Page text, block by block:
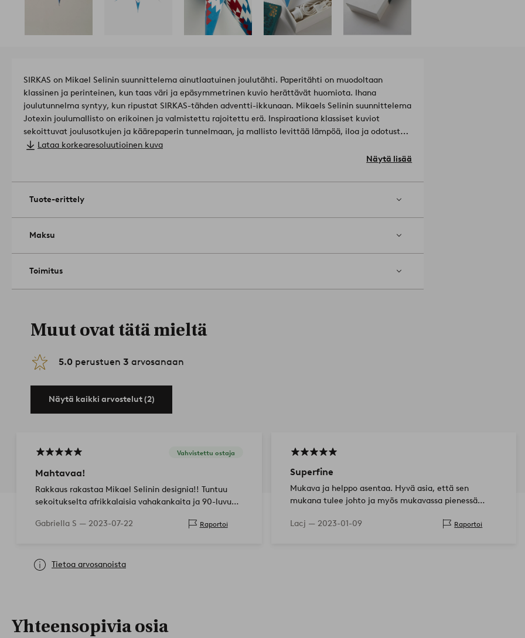
SIRKAS on Mikael Selinin suunnittelema ainutlaatuinen joulutähti. Paperitähti on muodoltaan
klassinen ja perinteinen, kun taas väri ja epäsymmetrinen kuvio herättävät huomiota. Ihana
joulutunnelma syntyy, kun ripustat SIRKAS-tähden adventti-ikkunaan. Mikaels Selinin suunnittelema
Jotexin joulumallisto on erikoinen ja valmistettu rajoitettu erä. Inspiraationa klassiset kuviot
sekoittuvat joulusotkujen ja käärepaperin tunnelmaan, ja mallisto levittää lämpöä, iloa ja odotusta
joulun aikaan. Jotkut kuosit yllättävät enemmän ja ehkä saat saman tunteen kuin joululahjaa
Koko: ø 60.0 cm.
Liitäntäkaapelin pituus: 400.0cm.
Lataa korkearesoluutioinen kuva
Näytä lisää
Tuote-erittely
Maksu
Toimitus
Muut ovat tätä mieltä
5.0 perustuen 3 arvosanaan
Näytä kaikki arvostelut (2)
Vahvistettu ostaja
Mahtavaa!
Rakkaus rakastaa Mikael Selinin designia!! Tuntuu
sekoitukselta afrikkalaisia vahakankaita ja 90-luvun
Gabriella S — 2023-07-22 Raportoi
Superfine
Mukava ja helppo asentaa. Hyvä asia, että sen
mukana tulee johto ja myös mukavassa pienessä
Lacj — 2023-01-09 Raportoi
Tietoa arvosanoista
Yhteensopivia osia